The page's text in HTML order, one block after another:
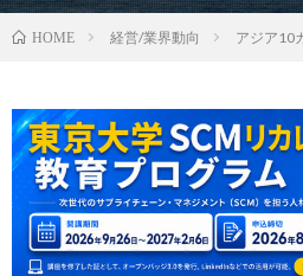
HOME 経営/業界動向 アジア10